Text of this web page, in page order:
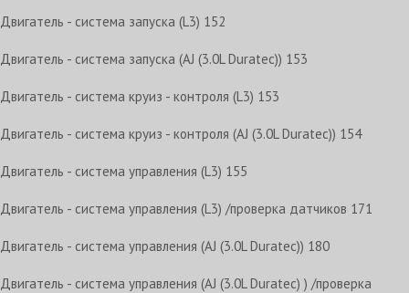
Двигатель - система запуска (L3) 152
Двигатель - система запуска (AJ (3.0L Duratec)) 153
Двигатель - система круиз - контроля (L3) 153
Двигатель - система круиз - контроля (AJ (3.0L Duratec)) 154
Двигатель - система управления (L3) 155
Двигатель - система управления (L3) /проверка датчиков 171
Двигатель - система управления (AJ (3.0L Duratec)) 180
Двигатель - система управления (AJ (3.0L Duratec) ) /проверка